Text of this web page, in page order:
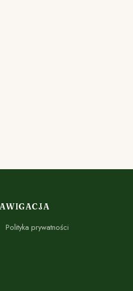
Polityka prywatności